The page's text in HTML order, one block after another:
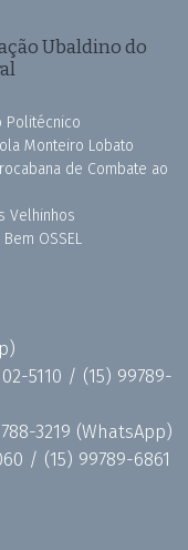
Ubaldino do
Politécnico
Monteiro Lobato
de Combate ao
Velhinhos
OSSEL
5110 / (15) 99789-
3219 (WhatsApp)
/ (15) 99789-6861